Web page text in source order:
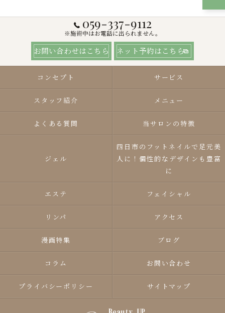
059-337-9112
※施術中はお電話に出られません。
お問い合わせはこちら ネット予約はこちら
コンセプト サービス
スタッフ紹介 メニュー
よくある質問 当サロンの特徴
ジェル
四日市のフットネイルで足元美
人に！個性的なデザインも豊富
に
エステ フェイシャル
リンパ アクセス
漫画特集 ブログ
コラム お問い合わせ
プライバシーポリシー サイトマップ